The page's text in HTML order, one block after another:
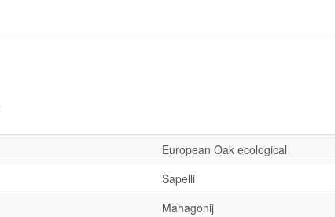
European Oak ecological
Sapelli
Mahagonij